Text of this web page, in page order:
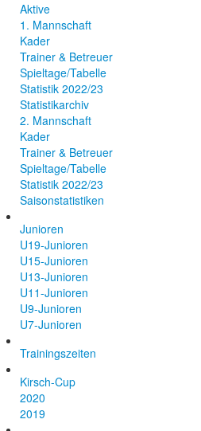
Aktive
1. Mannschaft
Kader
Trainer & Betreuer
Spieltage/Tabelle
Statistik 2022/23
Statistikarchiv
2. Mannschaft
Kader
Trainer & Betreuer
Spieltage/Tabelle
Statistik 2022/23
Saisonstatistiken
Junioren
U19-Junioren
U15-Junioren
U13-Junioren
U11-Junioren
U9-Junioren
U7-Junioren
Trainingszeiten
Kirsch-Cup
2020
2019